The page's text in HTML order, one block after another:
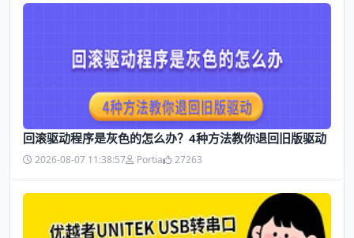
回滚驱动程序是灰色的怎么办？4种方法教你退回旧版驱动
2026-08-07 11:38:57 Portia 27263